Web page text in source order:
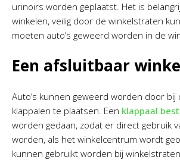
urinoirs worden geplaatst. Het is
winkelen, veilig door de winkelstraten
moeten auto’s geweerd worden in de
Een afsluitbaar
Auto’s kunnen geweerd worden door bij
klappalen te plaatsen. Een klappaal
worden gedaan, zodat er direct gebruik
worden, als het winkelcentrum wordt
kunnen gebruikt worden bij